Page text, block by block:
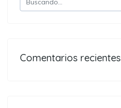
Comentarios recientes